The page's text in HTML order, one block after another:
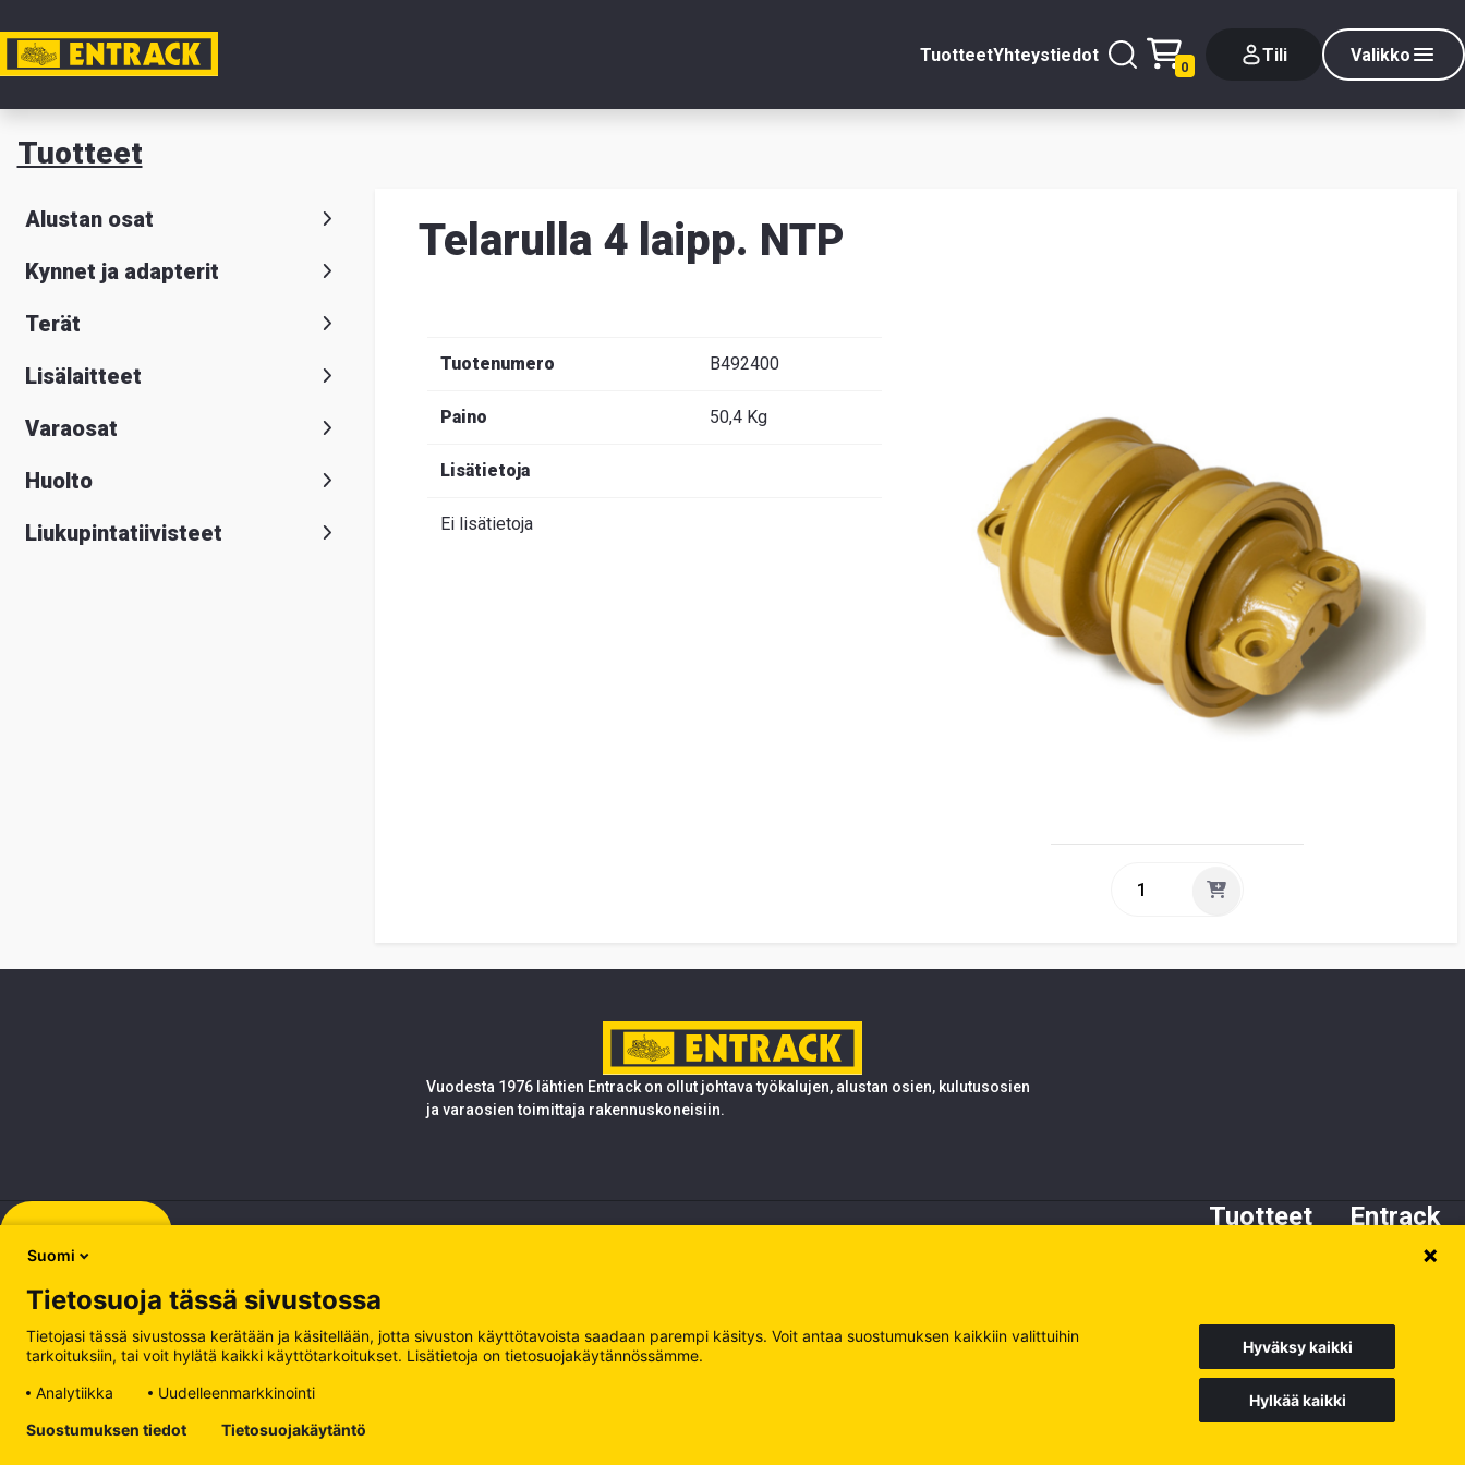
TuotteetYhteystiedot
0
Tili Valikko
Tili Sulje
Tuotevalitsin
Tietoa
meistä
Tuotteet
Alustan osat
Kynnet ja adapterit
Terät
Lisälaitteet
Varaosat
Huolto
Liukupintatiivisteet
Telarulla 4 laipp. NTP
Tuotenumero B492400
Paino 50,4 Kg
Lisätietoja
Ei lisätietoja
Vuodesta 1976 lähtien Entrack on ollut johtava työkalujen, alustan osien, kulutusosien
ja varaosien toimittaja rakennuskoneisiin.
Rekisteröidy
Tuotteet
Varaosat
Entrack
Tietoa meistä
Käsittele evästeitä Tietosuojakäytäntö
Suomi
Tietosuoja tässä sivustossa
Tietojasi tässä sivustossa kerätään ja käsitellään, jotta sivuston käyttötavoista saadaan parempi käsitys. Voit antaa suostumuksen kaikkiin valittuihin
tarkoituksiin, tai voit hylätä kaikki käyttötarkoitukset. Lisätietoja on tietosuojakäytännössämme.
Analytiikka
Uudelleenmarkkinointi
Hyväksy kaikki
Hylkää kaikki
Suostumuksen tiedot
Tietosuojakäytäntö